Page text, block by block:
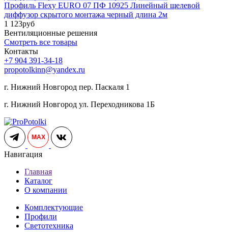
Профиль Flexy EURO 07 ПФ 10925 Линейный щелевой
диффузор скрытого монтажа черный длина 2м
1 123руб
Вентиляционные решения
Смотреть все товары
Контакты
+7 904 391-34-18
propotolkinn@yandex.ru
г. Нижний Новгород пер. Паскаля 1
г. Нижний Новгород ул. Переходникова 1Б
MAX
Навигация
Главная
Каталог
О компании
Комплектующие
Профили
Светотехника